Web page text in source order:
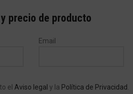
precio de producto
Email
el Aviso legal y la Política de Privacidad